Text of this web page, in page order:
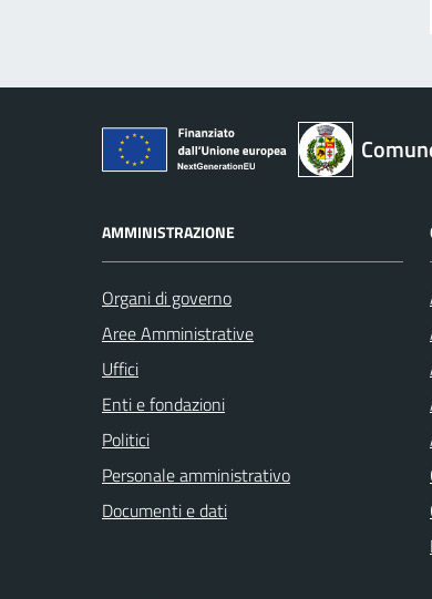
AMMINISTRAZIONE
Organi di governo
Aree Amministrative
Uffici
Enti e fondazioni
Politici
Personale amministrativo
Documenti e dati